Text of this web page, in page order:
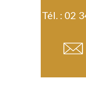
Tél. : 02